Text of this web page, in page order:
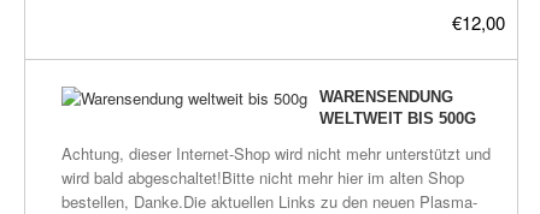
city.de/plasma/shop.htmlWarensendung internationalPost
B: 9 - 60 cm L+B+H: max. 90cm
€12,00
WARENSENDUNG
WELTWEIT BIS 500G
Achtung, dieser Internet-Shop wird nicht mehr unterstützt und
wird bald abgeschaltet!Bitte nicht mehr hier im alten Shop
bestellen, Danke.Die aktuellen Links zu den neuen Plasma-